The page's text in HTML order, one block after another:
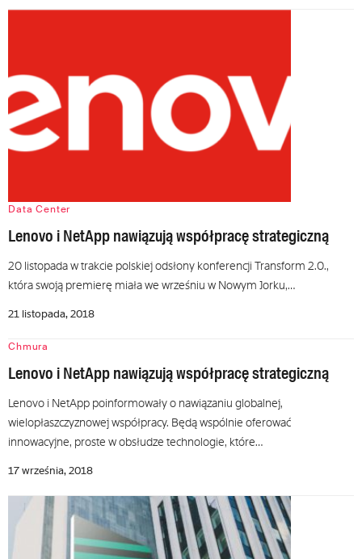
Data Center
Lenovo i NetApp nawiązują współpracę strategiczną
20 listopada w trakcie polskiej odsłony konferencji Transform 2.0.,
która swoją premierę miała we wrześniu w Nowym Jorku,…
21 listopada, 2018
Chmura
Lenovo i NetApp nawiązują współpracę strategiczną
Lenovo i NetApp poinformowały o nawiązaniu globalnej,
wielopłaszczyznowej współpracy. Będą wspólnie oferować
innowacyjne, proste w obsłudze technologie, które…
17 września, 2018